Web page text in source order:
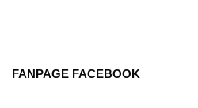
FANPAGE FACEBOOK